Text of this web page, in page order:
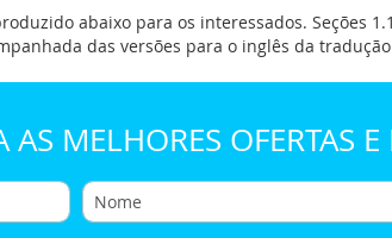
abaixo para os interessados. Seções
das versões para o inglês da
AS MELHORES OFERTAS